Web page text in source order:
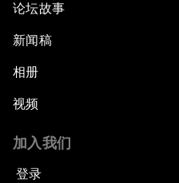
论坛故事
新闻稿
相册
视频
加入我们
登录